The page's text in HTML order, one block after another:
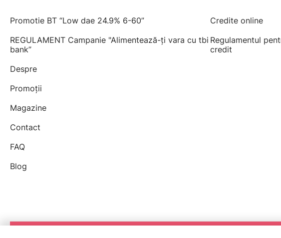
Promotie BT “Low dae 24.9% 6-60”
REGULAMENT Campanie "Alimentează-ți vara cu tbi
bank”
Despre
Promoții
Magazine
Contact
FAQ
Blog
Credite online
Regulamentul
credit